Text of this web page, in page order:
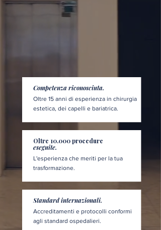
Competenza riconosciuta.
Oltre 15 anni di esperienza in chirurgia
estetica, dei capelli e bariatrica.
Oltre 10.000 procedure
eseguite.
L'esperienza che meriti per la tua
trasformazione.
Standard internazionali.
Accreditamenti e protocolli conformi
agli standard ospedalieri.